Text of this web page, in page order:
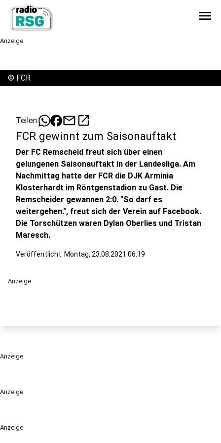
menu
Anzeige
Anzeige
Anzeige
© FCR
Teilen: mailopen_in_new
FCR gewinnt zum Saisonauftakt
Der FC Remscheid freut sich über einen
gelungenen Saisonauftakt in der Landesliga. Am
Nachmittag hatte der FCR die DJK Arminia
Klosterhardt im Röntgenstadion zu Gast. Die
Remscheider gewannen 2:0. "So darf es
weitergehen.", freut sich der Verein auf Facebook.
Die Torschützen waren Dylan Oberlies und Tristan
Maresch.
Veröffentlicht: Montag, 23.08.2021 06:19
Anzeige
Anzeige